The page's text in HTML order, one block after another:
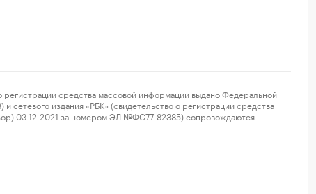
средства массовой информации выдано Федеральной
издания «РБК» (свидетельство о регистрации средства
03.12.2021 за номером ЭЛ №ФС77-82385) сопровождаются